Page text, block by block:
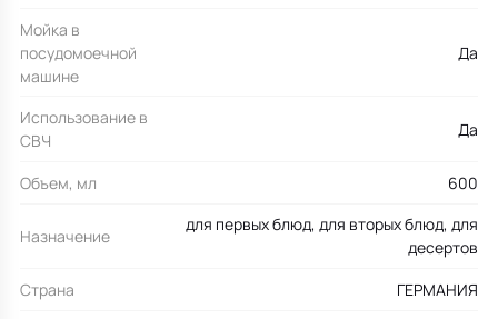
Мойка в
посудомоечной
машине
Да
Использование в
СВЧ
Да
Объем, мл 600
Назначение
для первых блюд, для вторых блюд, для
десертов
Страна
ГЕРМАНИЯ